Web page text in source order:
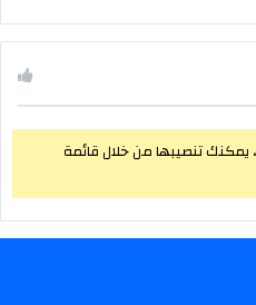
يمكنك تنصيبها من خلال قائمة